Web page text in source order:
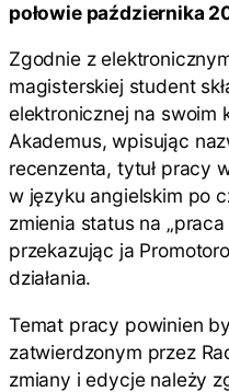
połowie października
Zgodnie z
magisterskiej student
elektronicznej na swoim
Akademus, wpisując
recenzenta, tytuł pracy
w języku angielskim po
zmienia status na
przekazując ja
działania.
Temat pracy powinien
zatwierdzonym przez
zmiany i edycje należy